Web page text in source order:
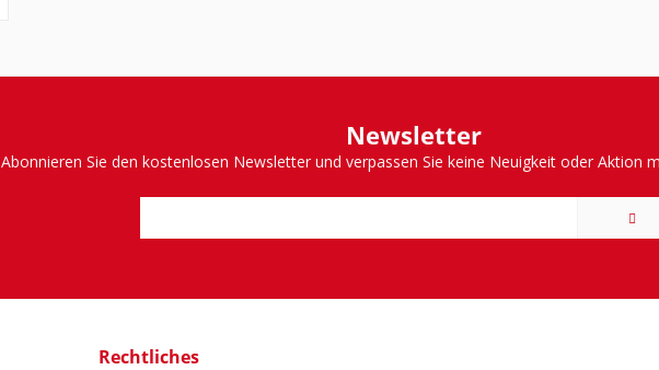
Newsletter
Abonnieren Sie den kostenlosen Newsletter und verpassen Sie keine Neuigkeit oder Aktion
Rechtliches